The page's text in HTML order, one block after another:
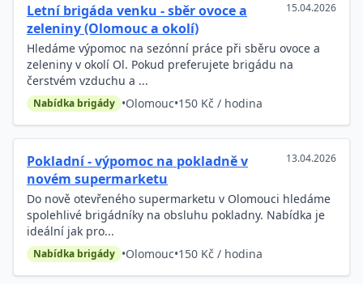
Letní brigáda venku - sběr ovoce a
zeleniny (Olomouc a okolí)
15.04.2026
Hledáme výpomoc na sezónní práce při sběru ovoce a
zeleniny v okolí Ol. Pokud preferujete brigádu na
čerstvém vzduchu a ...
Nabídka brigády •Olomouc•150 Kč / hodina
Pokladní - výpomoc na pokladně v
novém supermarketu
13.04.2026
Do nově otevřeného supermarketu v Olomouci hledáme
spolehlivé brigádníky na obsluhu pokladny. Nabídka je
ideální jak pro...
Nabídka brigády •Olomouc•150 Kč / hodina